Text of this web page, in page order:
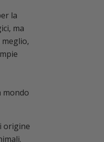
la
ma
mondo
origine